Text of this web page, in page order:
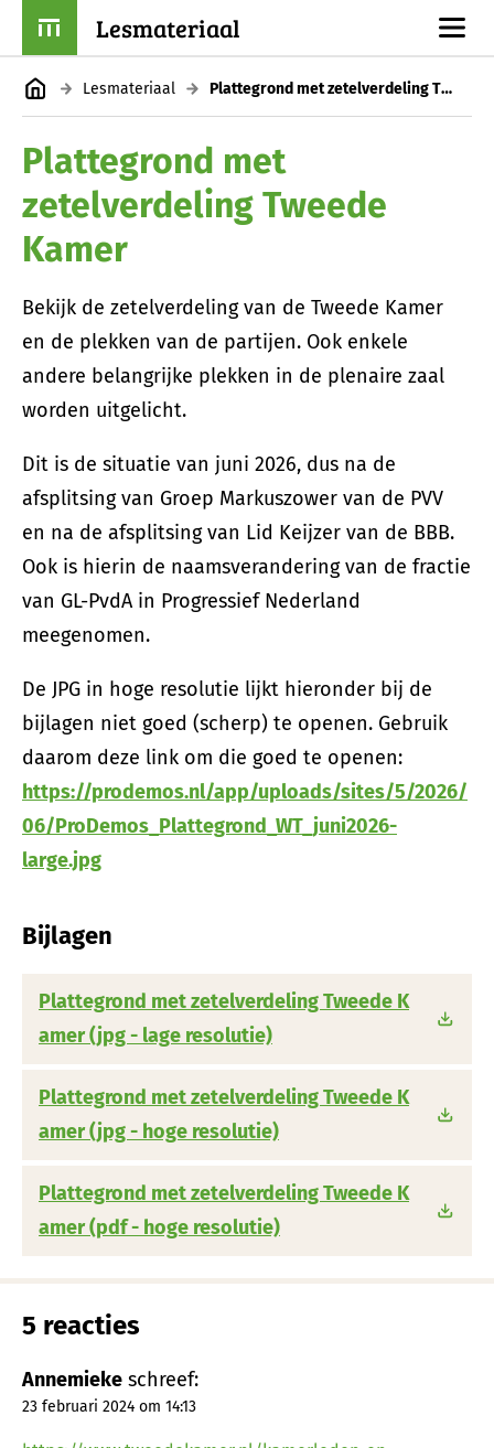
Lesmateriaal
Lesmateriaal Plattegrond met zetelverdeling Tweede Kamer
Plattegrond met
zetelverdeling Tweede
Kamer
Bekijk de zetelverdeling van de Tweede Kamer
en de plekken van de partijen. Ook enkele
andere belangrijke plekken in de plenaire zaal
worden uitgelicht.
Dit is de situatie van juni 2026, dus na de
afsplitsing van Groep Markuszower van de PVV
en na de afsplitsing van Lid Keijzer van de BBB.
Ook is hierin de naamsverandering van de fractie
van GL-PvdA in Progressief Nederland
meegenomen.
De JPG in hoge resolutie lijkt hieronder bij de
bijlagen niet goed (scherp) te openen. Gebruik
daarom deze link om die goed te openen:
https://prodemos.nl/app/uploads/sites/5/2026/
06/ProDemos_Plattegrond_WT_juni2026-
large.jpg
Bijlagen
Plattegrond met zetelverdeling Tweede K
amer (jpg - lage resolutie)
Plattegrond met zetelverdeling Tweede K
amer (jpg - hoge resolutie)
Plattegrond met zetelverdeling Tweede K
amer (pdf - hoge resolutie)
5 reacties
Annemieke schreef:
23 februari 2024 om 14:13